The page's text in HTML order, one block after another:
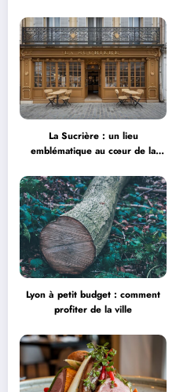
La Sucrière : un lieu
emblématique au cœur de la
Lyon à petit budget : comment
profiter de la ville